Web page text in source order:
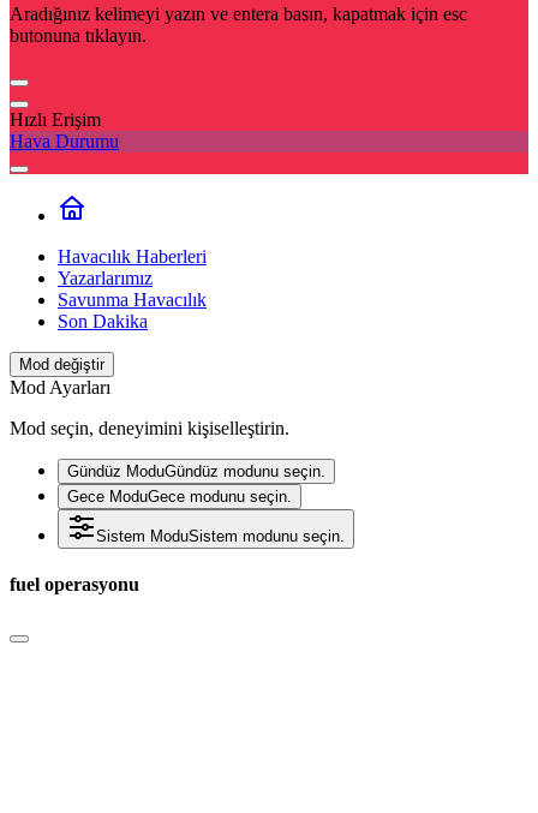
Aradığınız kelimeyi yazın ve entera basın, kapatmak için esc
butonuna tıklayın.
Hızlı Erişim
Hava Durumu
Havacılık Haberleri
Yazarlarımız
Savunma Havacılık
Son Dakika
Mod değiştir
Mod Ayarları
Mod seçin, deneyimini kişiselleştirin.
Gündüz ModuGündüz modunu seçin.
Gece ModuGece modunu seçin.
Sistem ModuSistem modunu seçin.
fuel operasyonu